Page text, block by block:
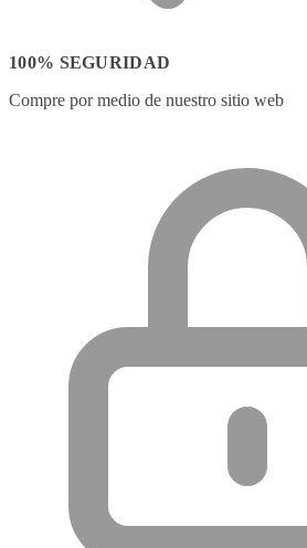
100% SEGURIDAD
Compre por medio de nuestro sitio web